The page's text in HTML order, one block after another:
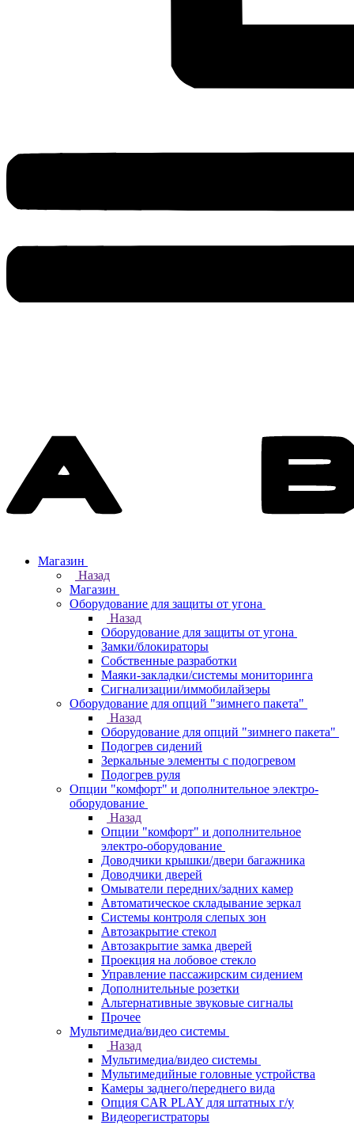
Магазин
Назад
Магазин
Оборудование для защиты от угона
Назад
Оборудование для защиты от угона
Замки/блокираторы
Собственные разработки
Маяки-закладки/системы мониторинга
Сигнализации/иммобилайзеры
Оборудование для опций "зимнего пакета"
Назад
Оборудование для опций "зимнего пакета"
Подогрев сидений
Зеркальные элементы с подогревом
Подогрев руля
Опции "комфорт" и дополнительное электро-
оборудование
Назад
Опции "комфорт" и дополнительное
электро-оборудование
Доводчики крышки/двери багажника
Доводчики дверей
Омыватели передних/задних камер
Автоматическое складывание зеркал
Системы контроля слепых зон
Автозакрытие стекол
Автозакрытие замка дверей
Проекция на лобовое стекло
Управление пассажирским сидением
Дополнительные розетки
Альтернативные звуковые сигналы
Прочее
Мультимедиа/видео системы
Назад
Мультимедиа/видео системы
Мультимедийные головные устройства
Камеры заднего/переднего вида
Опция CAR PLAY для штатных г/у
Видеорегистраторы